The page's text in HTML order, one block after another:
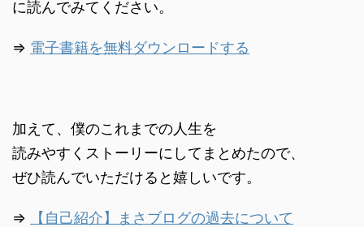
に読んでみてください。
⇒ 電子書籍を無料ダウンロードする
加えて、僕のこれまでの人生を
読みやすくストーリーにしてまとめたので、
ぜひ読んでいただけると嬉しいです。
⇒ 【自己紹介】まさブログの過去について